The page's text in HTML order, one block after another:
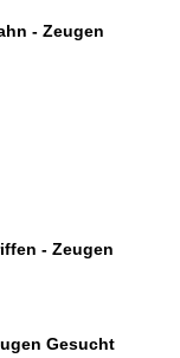
- Zeugen
- Zeugen
Gesucht